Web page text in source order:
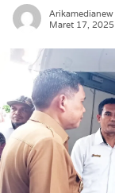
Arikamedianew
Maret 17, 2025